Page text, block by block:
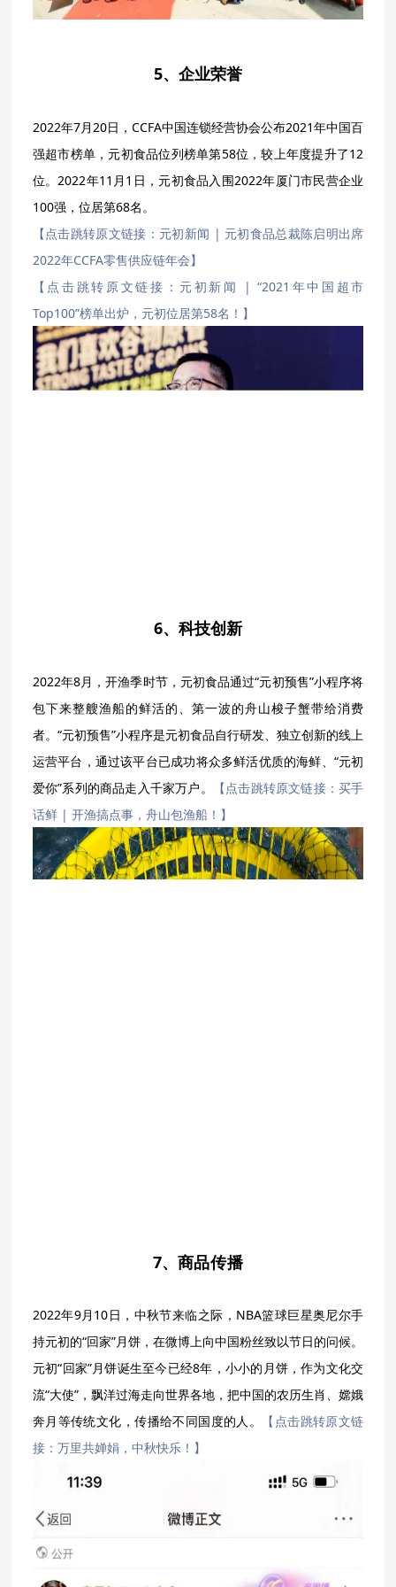
5、企业荣誉
2022年7月20日，CCFA中国连锁经营协会公布2021年中国百
强超市榜单，元初食品位列榜单第58位，较上年度提升了12
位。2022年11月1日，元初食品入围2022年厦门市民营企业
100强，位居第68名。
【点击跳转原文链接：元初新闻 | 元初食品总裁陈启明出席
2022年CCFA零售供应链年会】
【点击跳转原文链接：元初新闻 | “2021年中国超市
Top100”榜单出炉，元初位居第58名！】
6、科技创新
2022年8月，开渔季时节，元初食品通过“元初预售”小程序将
包下来整艘渔船的鲜活的、第一波的舟山梭子蟹带给消费
者。“元初预售”小程序是元初食品自行研发、独立创新的线上
运营平台，通过该平台已成功将众多鲜活优质的海鲜、“元初
爱你”系列的商品走入千家万户。
【点击跳转原文链接：买手
话鲜 | 开渔搞点事，舟山包渔船！】
7、 商品传播
2022年9月10日，中秋节来临之际，NBA篮球巨星奥尼尔手
持元初的“回家”月饼，在微博上向中国粉丝致以节日的问候。
元初“回家”月饼诞生至今已经8年，小小的月饼，作为文化交
流“大使”，飘洋过海走向世界各地，把中国的农历生肖、嫦娥
奔月等传统文化，传播给不同国度的人。
【点击跳转原文链
接：万里共婵娟，中秋快乐！】